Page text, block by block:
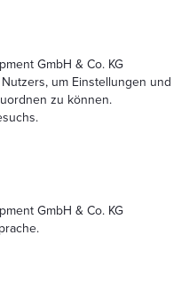
GmbH & Co. KG
um Einstellungen und
zu können.
GmbH & Co. KG